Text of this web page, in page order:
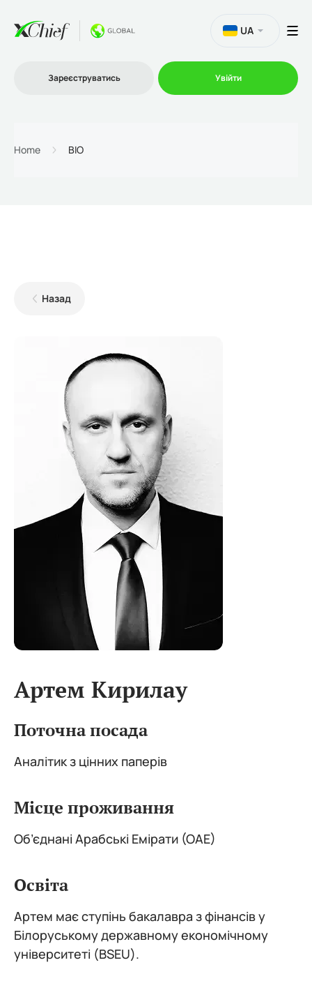
UA
Зареєструватись Увійти
Home BIO
Назад
Артем Кирилау
Поточна посада
Аналітик з цінних паперів
Місце проживання
Об’єднані Арабські Емірати (ОАЕ)
Освіта
Артем має ступінь бакалавра з фінансів у
Білоруському державному економічному
університеті (BSEU).